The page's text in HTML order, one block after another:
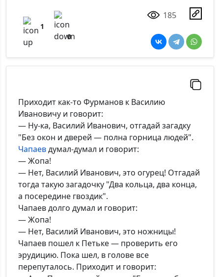
1
0
185
Приходит как-то Фурманов к Василию
Ивановичу и говорит:
— Ну-ка, Василий Иванович, отгадай загадку
"Без окон и дверей — полна горница людей".
Чапаевдумал-думал и говорит:
— Жопа!
— Нет, Василий Иванович, это огурец! Отгадай
тогда такую загадочку "Два кольца, два конца,
а посередине гвоздик".
Чапаев долго думал и говорит:
— Жопа!
— Нет, Василий Иванович, это ножницы!
Чапаев пошел к Петьке — проверить его
эрудицию. Пока шел, в голове все
перепуталось. Приходит и говорит: